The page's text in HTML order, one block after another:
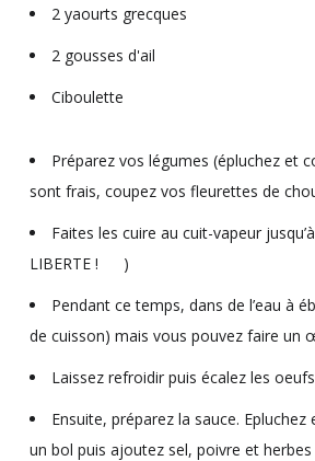
2 yaourts grecques
2 gousses d'ail
Ciboulette
Préparez vos légumes (épluchez et
sont frais, coupez vos fleurettes de
Faites les cuire au cuit-vapeur
LIBERTE !
)
Pendant ce temps, dans de l’eau à
de cuisson) mais vous pouvez faire un
Laissez refroidir puis écalez les oeufs
Ensuite, préparez la sauce.
un bol puis ajoutez sel, poivre et